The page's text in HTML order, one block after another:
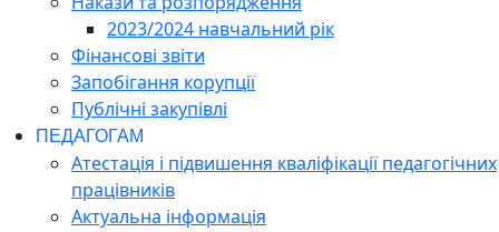
2023/2024 навчальний рік
Фінансові звіти
Запобігання корупції
Публічні закупівлі
ПЕДАГОГАМ
Атестація і підвишення кваліфікації педагогічних
працівників
Актуальна інформація